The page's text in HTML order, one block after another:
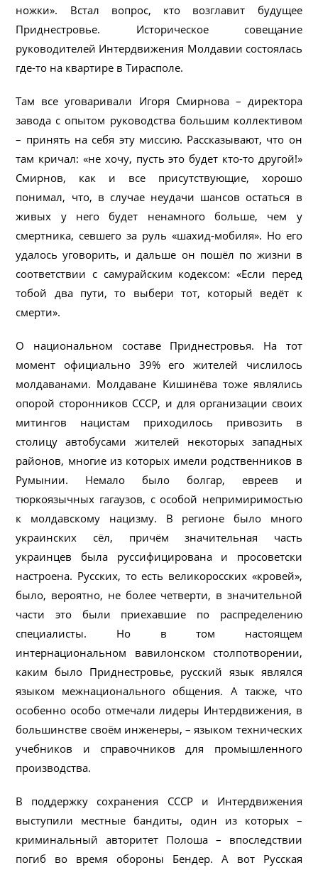
ножки». Встал вопрос, кто возглавит будущее
Приднестровье. Историческое совещание
руководителей Интердвижения Молдавии состоялась
где-то на квартире в Тирасполе.
Там все уговаривали Игоря Смирнова – директора
завода с опытом руководства большим коллективом
– принять на себя эту миссию. Рассказывают, что он
там кричал: «не хочу, пусть это будет кто-то другой!»
Смирнов, как и все присутствующие, хорошо
понимал, что, в случае неудачи шансов остаться в
живых у него будет ненамного больше, чем у
смертника, севшего за руль «шахид-мобиля». Но его
удалось уговорить, и дальше он пошёл по жизни в
соответствии с самурайским кодексом: «Если перед
тобой два пути, то выбери тот, который ведёт к
смерти».
О национальном составе Приднестровья. На тот
момент официально 39% его жителей числилось
молдаванами. Молдаване Кишинёва тоже являлись
опорой сторонников СССР, и для организации своих
митингов нацистам приходилось привозить в
столицу автобусами жителей некоторых западных
районов, многие из которых имели родственников в
Румынии. Немало было болгар, евреев и
тюркоязычных гагаузов, с особой непримиримостью
к молдавскому нацизму. В регионе было много
украинских сёл, причём значительная часть
украинцев была руссифицирована и просоветски
настроена. Русских, то есть великоросских «кровей»,
было, вероятно, не более четверти, в значительной
части это были приехавшие по распределению
специалисты. Но в том настоящем
интернациональном вавилонском столпотворении,
каким было Приднестровье, русский язык являлся
языком межнационального общения. А также, что
особенно особо отмечали лидеры Интердвижения, в
большинстве своём инженеры, – языком технических
учебников и справочников для промышленного
производства.
В поддержку сохранения СССР и Интердвижения
выступили местные бандиты, один из которых –
криминальный авторитет Полоша – впоследствии
погиб во время обороны Бендер. А вот Русская